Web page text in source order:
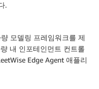
.
모델링 프레임워크를 제
내 인포테인먼트 컨트롤
Edge Agent 애플리